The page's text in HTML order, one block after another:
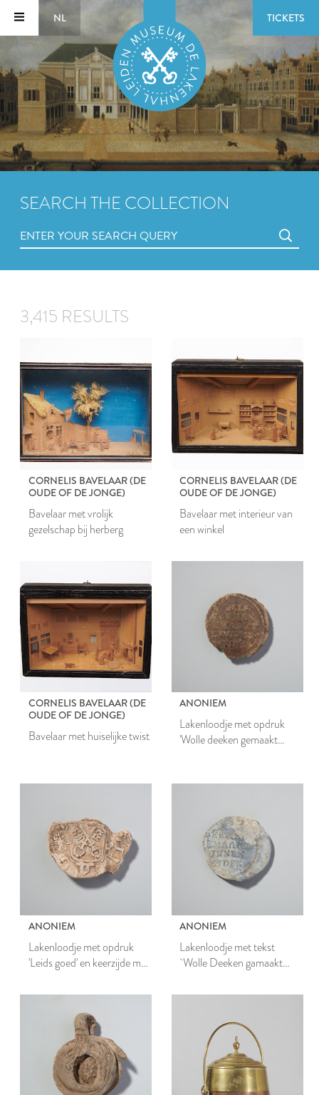
NL TICKETS
SEARCH THE COLLECTION
3,415 RESULTS
CORNELIS BAVELAAR (DE
OUDE OF DE JONGE)
Bavelaar met vrolijk
gezelschap bij herberg
CORNELIS BAVELAAR (DE
OUDE OF DE JONGE)
Bavelaar met interieur van
een winkel
CORNELIS BAVELAAR (DE
OUDE OF DE JONGE)
Bavelaar met huiselijke twist
ANONIEM
Lakenloodje met opdruk
'Wolle deeken gemaakt
ANONIEM
Lakenloodje met opdruk
'Leids goed' en keerzijde met
ANONIEM
Lakenloodje met tekst
`Wolle Deeken gamaakt